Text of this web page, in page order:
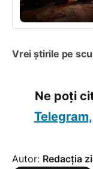
Vrei știrile pe
Ne poți
Telegram,
Autor: Redacția